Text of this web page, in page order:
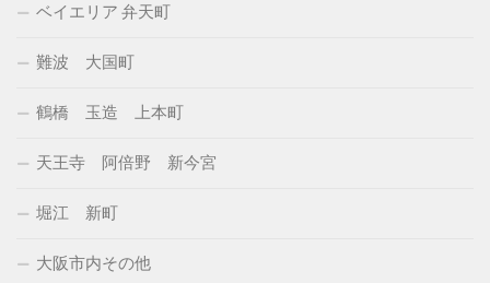
ベイエリア 弁天町
難波 大国町
鶴橋 玉造 上本町
天王寺 阿倍野 新今宮
堀江 新町
大阪市内その他